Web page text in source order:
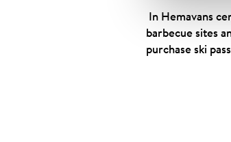
In Hemavans
barbecue sites
purchase ski